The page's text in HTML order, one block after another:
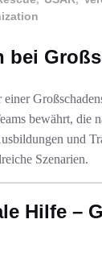
bei
bewährt, die
und
Szenarien.
Hilfe –